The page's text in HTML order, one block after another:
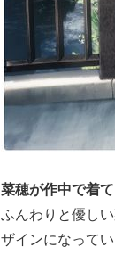
菜穂が作中で着
ふんわりと優し
ザインになって